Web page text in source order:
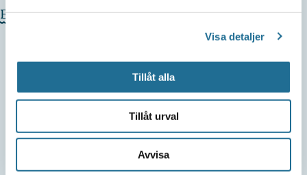
Visa detaljer
Tillåt alla
Tillåt urval
Avvisa
Evenemangets webbplats »